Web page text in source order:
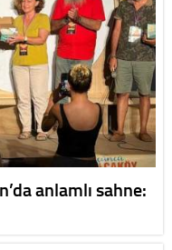
anlamlı sahne: